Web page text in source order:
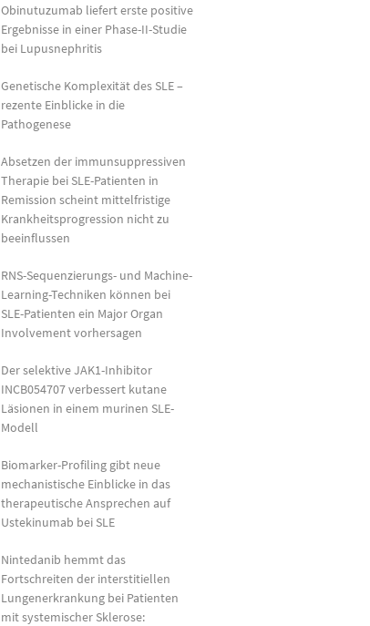
Obinutuzumab liefert erste positive
Ergebnisse in einer Phase-II-Studie
bei Lupusnephritis
Genetische Komplexität des SLE –
rezente Einblicke in die
Pathogenese
Absetzen der immunsuppressiven
Therapie bei SLE-Patienten in
Remission scheint mittelfristige
Krankheitsprogression nicht zu
beeinflussen
RNS-Sequenzierungs- und Machine-
Learning-Techniken können bei
SLE-Patienten ein Major Organ
Involvement vorhersagen
Der selektive JAK1-Inhibitor
INCB054707 verbessert kutane
Läsionen in einem murinen SLE-
Modell
Biomarker-Profiling gibt neue
mechanistische Einblicke in das
therapeutische Ansprechen auf
Ustekinumab bei SLE
Nintedanib hemmt das
Fortschreiten der interstitiellen
Lungenerkrankung bei Patienten
mit systemischer Sklerose: